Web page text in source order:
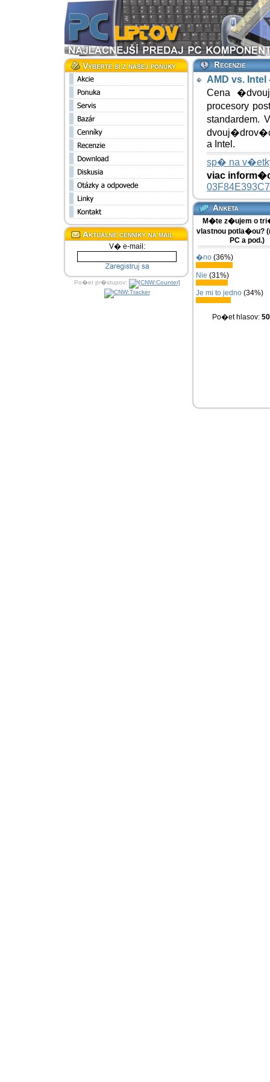
V� e-mail:
Po�et pr�stupov:
AMD vs.
Cena
procesory
a Intel.
sp� na
viac
M�te z�ujem o
vlastnou potla�ou?
PC a pod.)
�no (36%)
Nie (31%)
Je mi to jedno (34%)
Po�et hlasov: